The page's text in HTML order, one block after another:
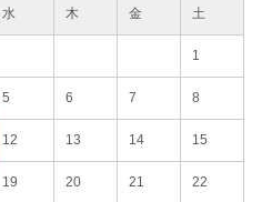
水 木 金 土
1
5 6 7 8
12 13 14 15
19 20 21 22